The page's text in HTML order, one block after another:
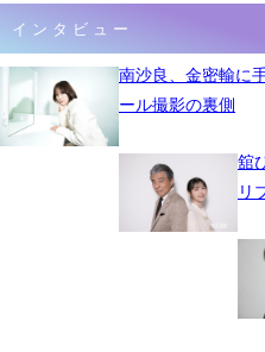
インタビュー
南沙良、金密輸に
ール撮影の裏側
舘
リ